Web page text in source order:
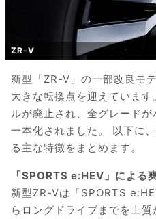
ZR-V
新型「ZR-V」の一部改良モ
大きな転換点を迎えていま
ルが廃止され、全グレード
一本化されました。 以下に
る主な特徴をまとめます。
「SPORTS e:HEV」による
新型ZR-Vは「SPORTS
らロングドライブまでを上